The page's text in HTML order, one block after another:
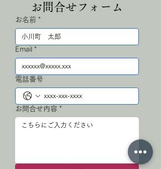
お問合せフォーム
お名前 *
Email *
電話番号
お問合せ内容 *